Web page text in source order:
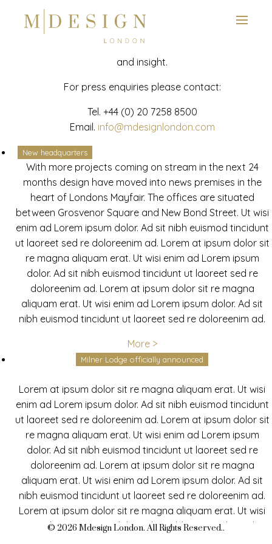
News
Latest mdesign development project and advisory news
and insight.
For press enquiries please contact:
Tel. +44 (0) 20 7258 8500
Email. info@mdesignlondon.com
New headquarters
With more projects coming on stream in the next 24
months design have moved into news premises in the
heart of Londons Mayfair. The offices are situated
between Grosvenor Square and New Bond Street. Ut wisi
enim ad Lorem ipsum dolor. Ad sit nibh euismod tincidunt
ut laoreet sed re doloreenim ad. Lorem at ipsum dolor sit
re magna aliquam erat. Ut wisi enim ad Lorem ipsum
dolor. Ad sit nibh euismod tincidunt ut laoreet sed re
doloreenim ad. Lorem at ipsum dolor sit re magna
aliquam erat. Ut wisi enim ad Lorem ipsum dolor. Ad sit
nibh euismod tincidunt ut laoreet sed re doloreenim ad.
More >
Milner Lodge officially announced
Lorem at ipsum dolor sit re magna aliquam erat. Ut wisi
enim ad Lorem ipsum dolor. Ad sit nibh euismod tincidunt
ut laoreet sed re doloreenim ad. Lorem at ipsum dolor sit
re magna aliquam erat. Ut wisi enim ad Lorem ipsum
dolor. Ad sit nibh euismod tincidunt ut laoreet sed re
doloreenim ad. Lorem at ipsum dolor sit re magna
aliquam erat. Ut wisi enim ad Lorem ipsum dolor. Ad sit
nibh euismod tincidunt ut laoreet sed re doloreenim ad.
Lorem at ipsum dolor sit re magna aliquam erat. Ut wisi
enim ad Lorem ipsum dolor. Ad sit nibh euismod tincidunt
© 2026 Mdesign London. All Rights Reserved..